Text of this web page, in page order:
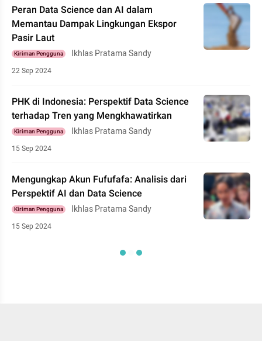
Peran Data Science dan AI dalam
Memantau Dampak Lingkungan Ekspor
Pasir Laut
Kiriman Pengguna Ikhlas Pratama Sandy
22 Sep 2024
PHK di Indonesia: Perspektif Data Science
terhadap Tren yang Mengkhawatirkan
Kiriman Pengguna Ikhlas Pratama Sandy
15 Sep 2024
Mengungkap Akun Fufufafa: Analisis dari
Perspektif AI dan Data Science
Kiriman Pengguna Ikhlas Pratama Sandy
15 Sep 2024